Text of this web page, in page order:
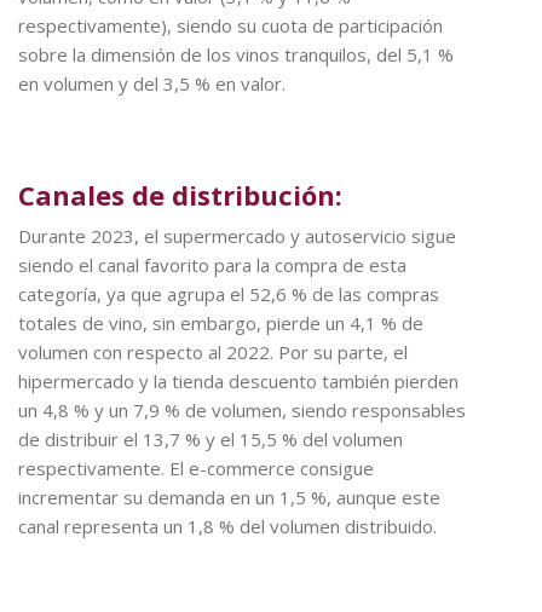
respectivamente), siendo su cuota de participación
sobre la dimensión de los vinos tranquilos, del 5,1 %
en volumen y del 3,5 % en valor.
Canales de distribución:
Durante 2023, el supermercado y autoservicio sigue
siendo el canal favorito para la compra de esta
categoría, ya que agrupa el 52,6 % de las compras
totales de vino, sin embargo, pierde un 4,1 % de
volumen con respecto al 2022. Por su parte, el
hipermercado y la tienda descuento también pierden
un 4,8 % y un 7,9 % de volumen, siendo responsables
de distribuir el 13,7 % y el 15,5 % del volumen
respectivamente. El e-commerce consigue
incrementar su demanda en un 1,5 %, aunque este
canal representa un 1,8 % del volumen distribuido.